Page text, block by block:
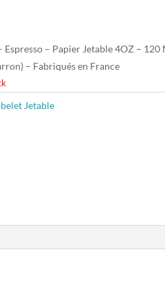
Espresso – Papier Jetable 4OZ – 120
– Fabriqués en France
Jetable